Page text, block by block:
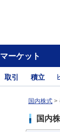
マーケット
取引 積立
国内株式 >
国内